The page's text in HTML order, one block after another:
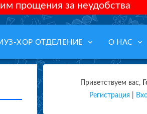
прощения за неудобства
ХОР ОТДЕЛЕНИЕ keyboard_arrow_down О НАС keyboard_arrow_down
Приветствуем вас,
Регистрация